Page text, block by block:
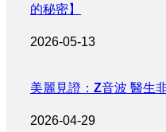
的秘密】
2026-05-13
美麗見證：Z音波 醫生
2026-04-29